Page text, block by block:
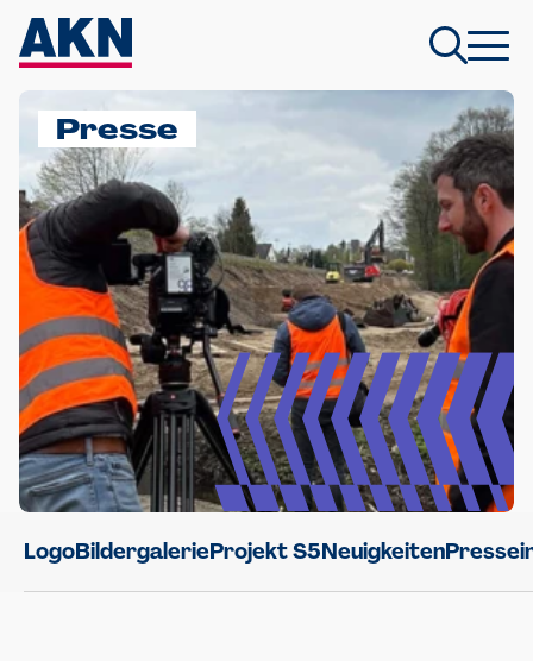
Presse
LogoBildergalerieProjekt S5Neuigkeiten